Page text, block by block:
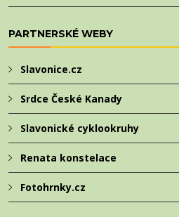
PARTNERSKÉ WEBY
Slavonice.cz
Srdce České Kanady
Slavonické cyklookruhy
Renata konstelace
Fotohrnky.cz